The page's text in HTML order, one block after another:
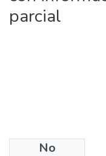
parcial
No